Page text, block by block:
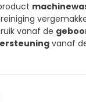
vanaf de
vanaf